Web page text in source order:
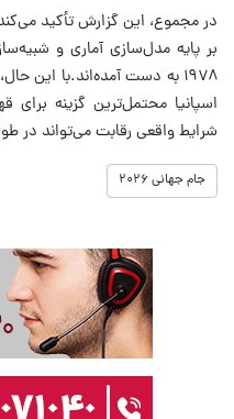
در مجموع، این گزارش تأکید
۱۹۷۸ به دست آمده‌اند.با
شرایط واقعی رقابت می‌تواند در
جام جهانی ۲۰۲۶